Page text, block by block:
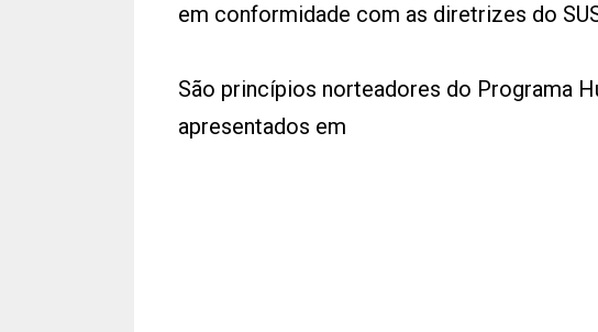
em conformidade com as diretrizes do
São princípios norteadores do Programa
apresentados em